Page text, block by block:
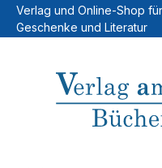
Zum Hauptinhalt springen
Verlag und Online-Shop
Geschenke und Literatur